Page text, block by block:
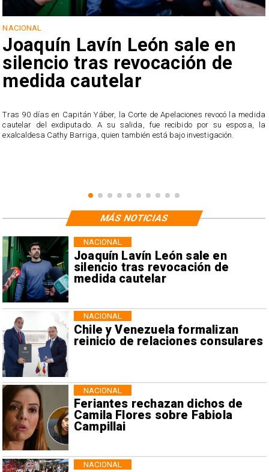
NACIONAL
Joaquín Lavín León sale en
silencio tras revocación de
medida cautelar
Tras 90 días en Capitán Yáber, la Corte de Apelaciones revocó la medida
cautelar del exdiputado. A su salida, fue recibido por su esposa, la
exalcaldesa Cathy Barriga, quien también está bajo investigación.
Joaquín Lavín León sale en
silencio tras revocación de
medida cautelar
NACIONAL
Chile y Venezuela formalizan
reinicio de relaciones consulares
NACIONAL
Feriantes rechazan dichos de
Camila Flores sobre Fabiola
Campillai
NACIONAL
NACIONAL
MÁS NOTICIAS